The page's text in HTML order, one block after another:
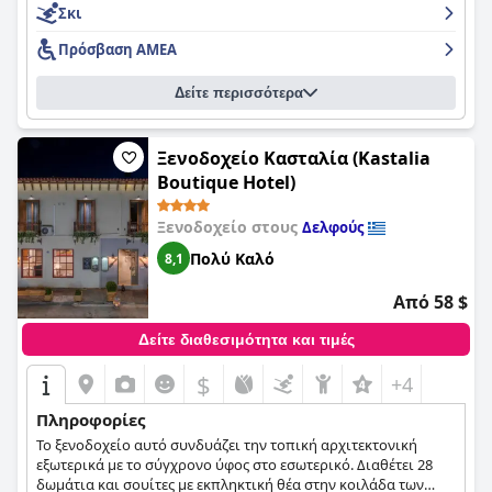
Σκι
Πρόσβαση ΑΜΕΑ
Δείτε περισσότερα
Ξενοδοχείο Κασταλία (Kastalia
Boutique Hotel)
Ξενοδοχείο στους Δελφούς
8,1 Πολύ Καλό
Από 58 $
Δείτε διαθεσιμότητα και τιμές
$ +4
Πληροφορίες
Το ξενοδοχείο αυτό συνδυάζει την τοπική αρχιτεκτονική
εξωτερικά με το σύγχρονο ύφος στο εσωτερικό. Διαθέτει 28
δωμάτια και σουίτες με εκπληκτική θέα στην κοιλάδα των